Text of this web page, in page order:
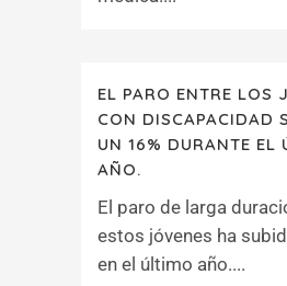
EL PARO ENTRE LOS
CON DISCAPACIDAD
UN 16% DURANTE EL
AÑO.
El paro de larga
estos jóvenes ha
en el último año....